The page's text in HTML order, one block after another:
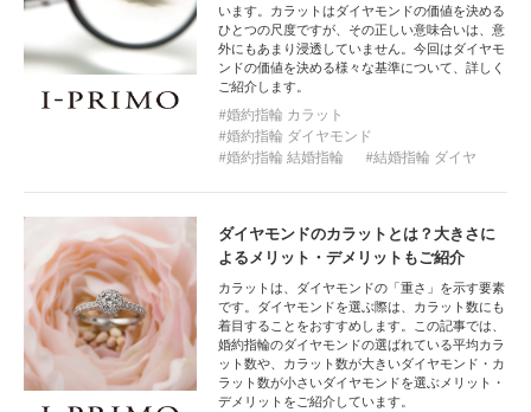
います。カラットはダイヤモンドの価値を決める
ひとつの尺度ですが、その正しい意味合いは、意
外にもあまり浸透していません。今回はダイヤモ
ンドの価値を決める様々な基準について、詳しく
ご紹介します。
婚約指輪 カラット
婚約指輪 ダイヤモンド
婚約指輪 結婚指輪
結婚指輪 ダイヤ
ダイヤモンドのカラットとは？大きさに
よるメリット・デメリットもご紹介
カラットは、ダイヤモンドの「重さ」を示す要素
です。ダイヤモンドを選ぶ際は、カラット数にも
着目することをおすすめします。この記事では、
婚約指輪のダイヤモンドの選ばれている平均カラ
ット数や、カラット数が大きいダイヤモンド・カ
ラット数が小さいダイヤモンドを選ぶメリット・
デメリットをご紹介しています。